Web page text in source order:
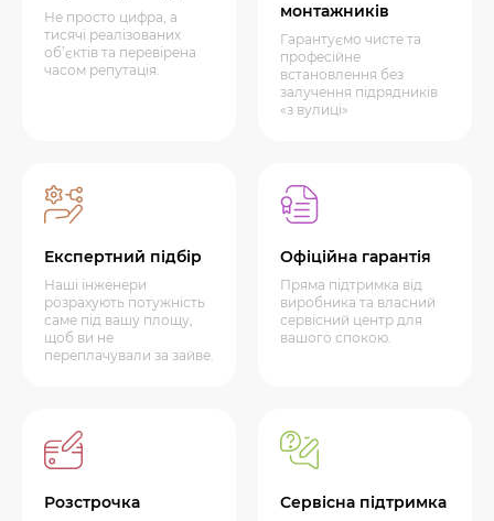
Не просто цифра, а
тисячі реалізованих
об’єктів та перевірена
часом репутація.
монтажників
Гарантуємо чисте та
професійне
встановлення без
залучення підрядників
«з вулиці»
Експертний підбір
Наші інженери
розрахують потужність
саме під вашу площу,
щоб ви не
переплачували за зайве.
Офіційна гарантія
Пряма підтримка від
виробника та власний
сервісний центр для
вашого спокою.
Розстрочка Сервісна підтримка